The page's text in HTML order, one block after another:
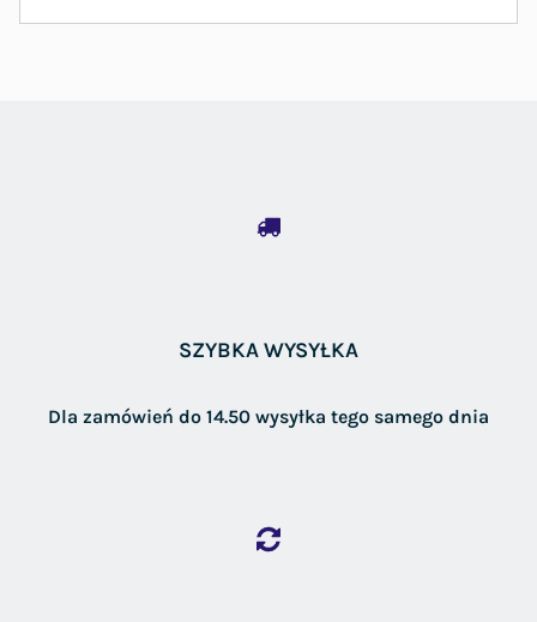
SZYBKA WYSYŁKA
Dla zamówień do 14.50 wysyłka tego samego dnia